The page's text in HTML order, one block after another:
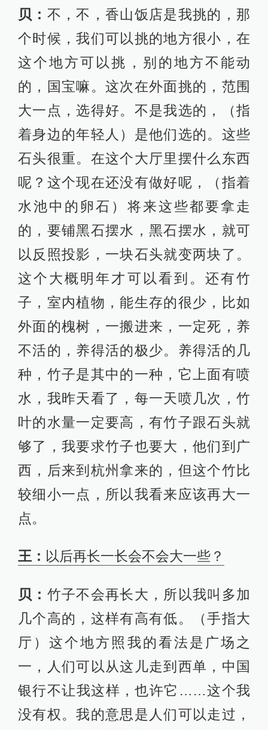
贝： 不，不，香山饭店是我挑的，那
个时候，我们可以挑的地方很小，在
这个地方可以挑，别的地方不能动
的，国宝嘛。这次在外面挑的，范围
大一点，选得好。不是我选的，（指
着身边的年轻人）是他们选的。这些
石头很重。在这个大厅里摆什么东西
呢？这个现在还没有做好呢，（指着
水池中的卵石）将来这些都要拿走
的，要铺黑石摆水，黑石摆水，就可
以反照投影，一块石头就变两块了。
这个大概明年才可以看到。还有竹
子，室内植物，能生存的很少，比如
外面的槐树，一搬进来，一定死，养
不活的，养得活的极少。养得活的几
种，竹子是其中的一种，它上面有喷
水，我昨天看了，每一天喷几次，竹
叶的水量一定要高，有竹子跟石头就
够了，我要求竹子也要大，他们到广
西，后来到杭州拿来的，但这个竹比
较细小一点，所以我看来应该再大一
点。
王： 以后再长一长会不会大一些？
贝： 竹子不会再长大，所以我叫多加
几个高的，这样有高有低。（手指大
厅）这个地方照我的看法是广场之
一，人们可以从这儿走到西单，中国
银行不让我这样，也许它……这个我
没有权。我的意思是人们可以走过，